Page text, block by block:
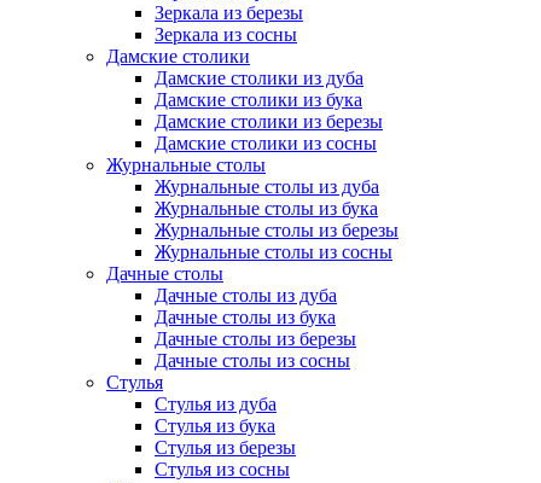
Зеркала из березы
Зеркала из сосны
Дамские столики
Дамские столики из дуба
Дамские столики из бука
Дамские столики из березы
Дамские столики из сосны
Журнальные столы
Журнальные столы из дуба
Журнальные столы из бука
Журнальные столы из березы
Журнальные столы из сосны
Дачные столы
Дачные столы из дуба
Дачные столы из бука
Дачные столы из березы
Дачные столы из сосны
Стулья
Стулья из дуба
Стулья из бука
Стулья из березы
Стулья из сосны